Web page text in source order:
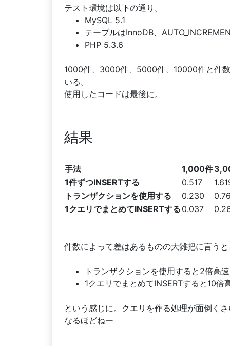
テスト環境は以下の通り。
MySQL 5.1
テーブルはInnoDB、
PHP 5.3.6
1000件、3000件、5000件、10000件と件
いる。
使用したコードは最後に。
結果
手法 1,000件
1件ずつINSERTする
0.517
トランザクションを使用する
0.230
1クエリでまとめてINSERTする 0.037
件数によって差はあるものの大雑把に言う
トランザクションを使用すると2倍高速
1クエリでまとめてINSERTすると10倍
という感じに。クエリを作る処理が面倒く
なるほどねー